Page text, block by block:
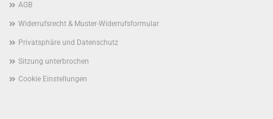
AGB
Widerrufsrecht & Muster-Widerrufsformular
Privatsphäre und Datenschutz
Sitzung unterbrochen
Cookie Einstellungen